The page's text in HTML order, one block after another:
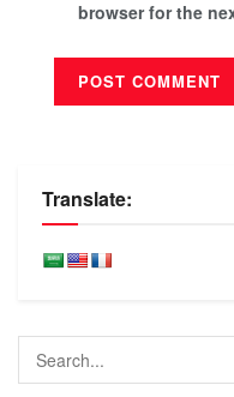
browser for the
Translate: